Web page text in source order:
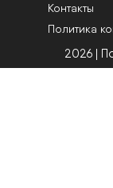
Контакты
Политика
2026 |